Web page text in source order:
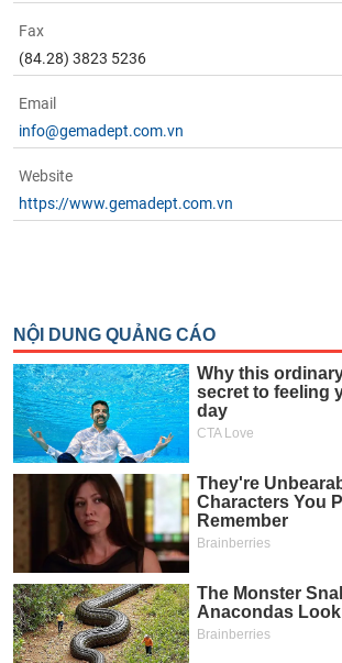
Fax
(84.28) 3823 5236
Email
info@gemadept.com.vn
Website
https://www.gemadept.com.vn